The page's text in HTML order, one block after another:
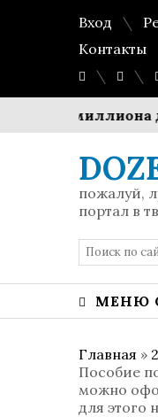
Вход
Контакты
миллиона
пожалуй,
портал в
МЕНЮ
Главная »
Пособие
можно
для этого